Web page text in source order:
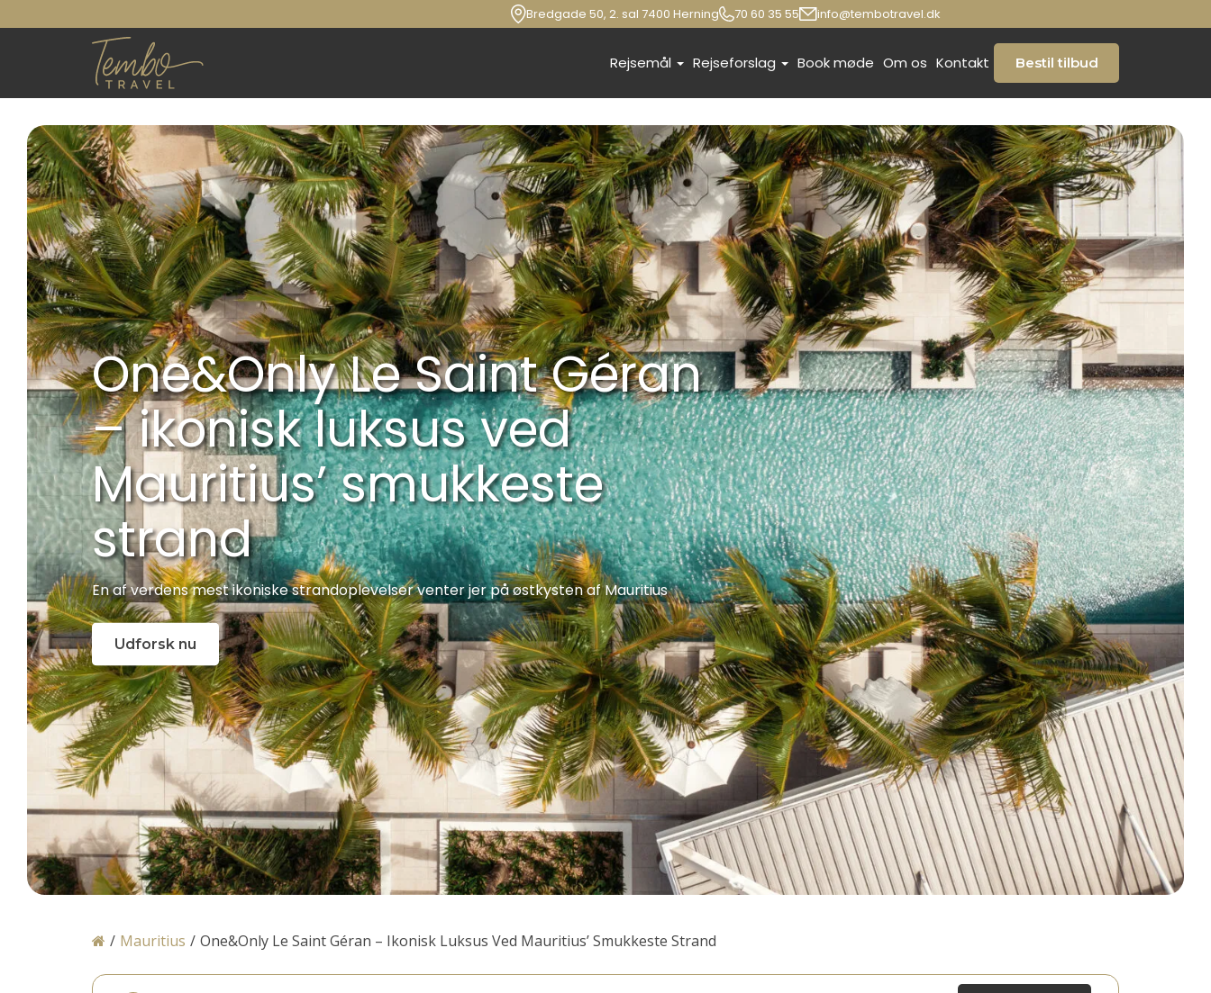
Bredgade 50, 2. sal 7400 Herning 70 60 35 55 info@tembotravel.dk
Rejsemål Rejseforslag Book møde Om os Kontakt Bestil tilbud
One&Only Le Saint Géran
– ikonisk luksus ved
Mauritius’ smukkeste
strand
En af verdens mest ikoniske strandoplevelser venter jer på østkysten af Mauritius
Udforsk nu
/ Mauritius / One&Only Le Saint Géran – Ikonisk Luksus Ved Mauritius’ Smukkeste Strand